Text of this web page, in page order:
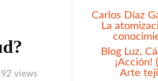
views
Carlos Díaz
La
Blog Luz,
¡Acción!
Arte